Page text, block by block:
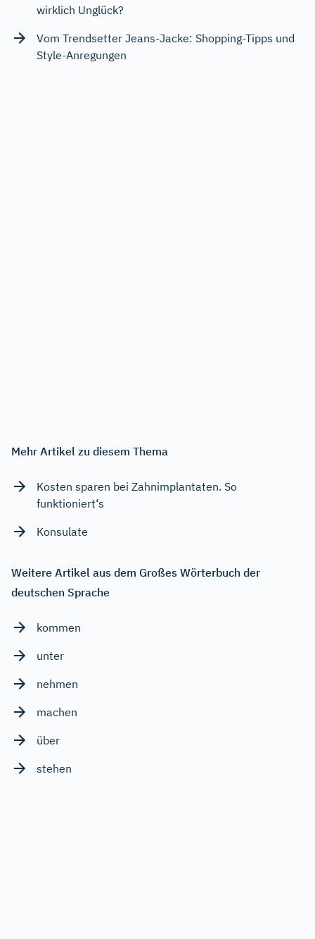
wirklich Unglück?
Vom Trendsetter Jeans-Jacke: Shopping-Tipps und
Style-Anregungen
Mehr Artikel zu diesem Thema
Kosten sparen bei Zahnimplantaten. So
funktioniert‘s
Konsulate
Weitere Artikel aus dem Großes Wörterbuch der
deutschen Sprache
kommen
unter
nehmen
machen
über
stehen